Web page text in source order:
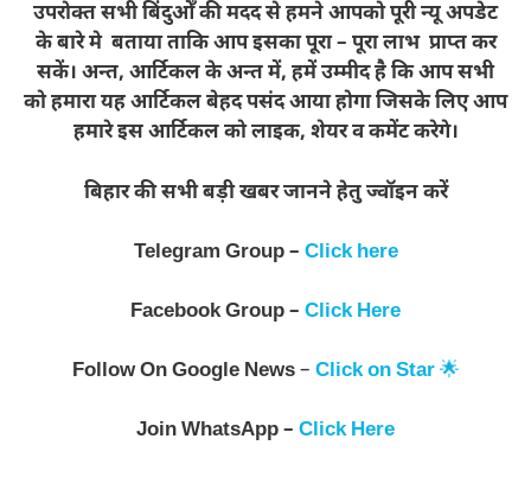
उपरोक्त सभी बिंदुओँ की मदद से हमने आपको पूरी न्यू अपडेट
के बारे मे बताया ताकि आप इसका पूरा – पूरा लाभ प्राप्त कर
सकें। अन्त, आर्टिकल के अन्त में, हमें उम्मीद है कि आप सभी
को हमारा यह आर्टिकल बेहद पसंद आया होगा जिसके लिए आप
हमारे इस आर्टिकल को लाइक, शेयर व कमेंट करेगे।
बिहार की सभी बड़ी खबर जानने हेतु ज्वॉइन करें
Telegram Group – Click here
Facebook Group – Click Here
Follow On Google News– Click on Star🌟
Join WhatsApp – Click Here